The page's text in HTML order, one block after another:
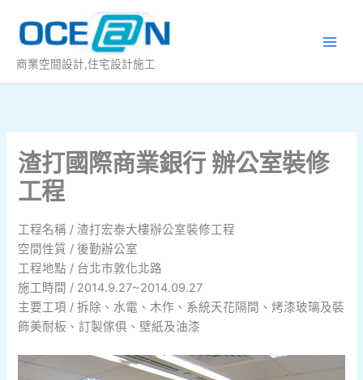
內
商業空間設計,住宅設計施工
渣打國際商業銀行 辦公室裝修
工程
工程名稱 / 渣打宏泰大樓辦公室裝修工程
空間性質 / 後勤辦公室
工程地點 / 台北市敦化北路
施工時間 / 2014.9.27~2014.09.27
主要工項 / 拆除、水電、木作、系統天花隔間、烤漆玻璃及裝
飾美耐板、訂製傢俱、壁紙及油漆